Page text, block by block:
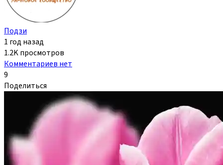
Подзи
1 год назад
1.2K просмотров
Комментариев нет
9
Поделиться